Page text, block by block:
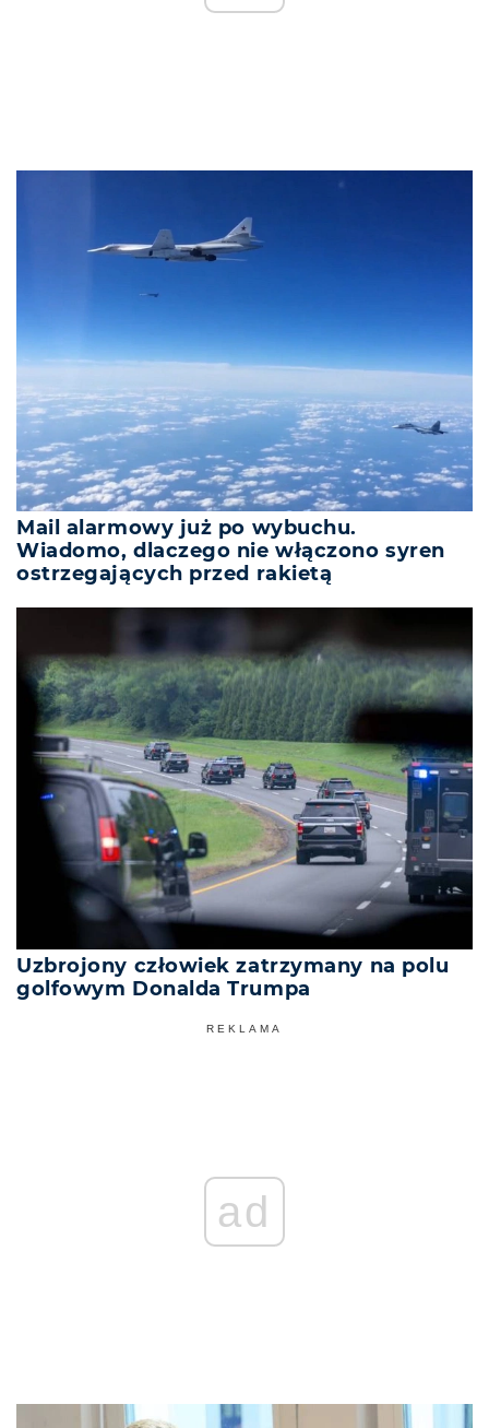
Mail alarmowy już po wybuchu.
Wiadomo, dlaczego nie włączono syren
ostrzegających przed rakietą
Uzbrojony człowiek zatrzymany na polu
golfowym Donalda Trumpa
REKLAMA
ad